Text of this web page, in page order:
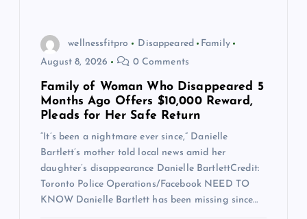
wellnessfitpro Disappeared
Family
August 8, 2026
0 Comments
Family of Woman Who Disappeared 5
Months Ago Offers $10,000 Reward,
Pleads for Her Safe Return
“It’s been a nightmare ever since,” Danielle
Bartlett’s mother told local news amid her
daughter’s disappearance Danielle BartlettCredit:
Toronto Police Operations/Facebook NEED TO
KNOW Danielle Bartlett has been missing since…